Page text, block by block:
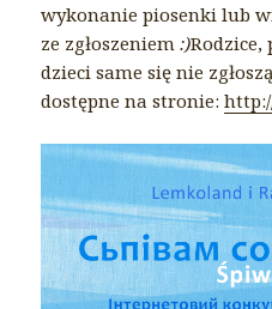
wykonanie piosenki lub
ze zgłoszeniem:)
dzieci same się nie
dostępne na stronie: